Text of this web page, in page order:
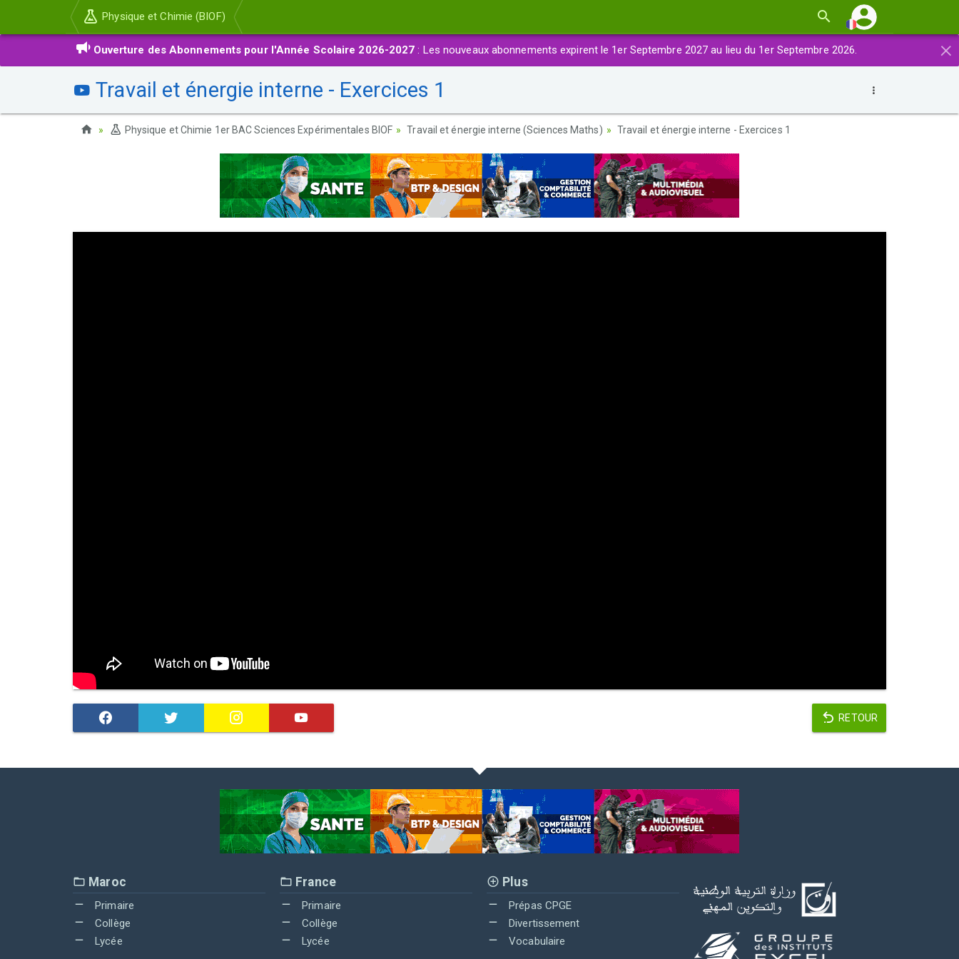
Physique et Chimie (BIOF)
×
Ouverture des Abonnements pour l'Année Scolaire 2026-2027 : Les nouveaux abonnements expirent le 1er Septembre 2027 au lieu du 1er Septembre 2026.
Travail et énergie interne - Exercices 1
Physique et Chimie 1er BAC Sciences Expérimentales BIOF Travail et énergie interne (Sciences Maths) Travail et énergie interne - Exercices 1
RETOUR
Maroc
Primaire
Collège
Lycée
France
Primaire
Collège
Lycée
Plus
Prépas CPGE
Divertissement
Vocabulaire